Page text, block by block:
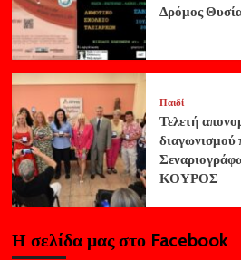
Δρόμος
Παιδί
Τελετή
ΚΟΥΡΟΣ
Η σελίδα μας στο Facebook